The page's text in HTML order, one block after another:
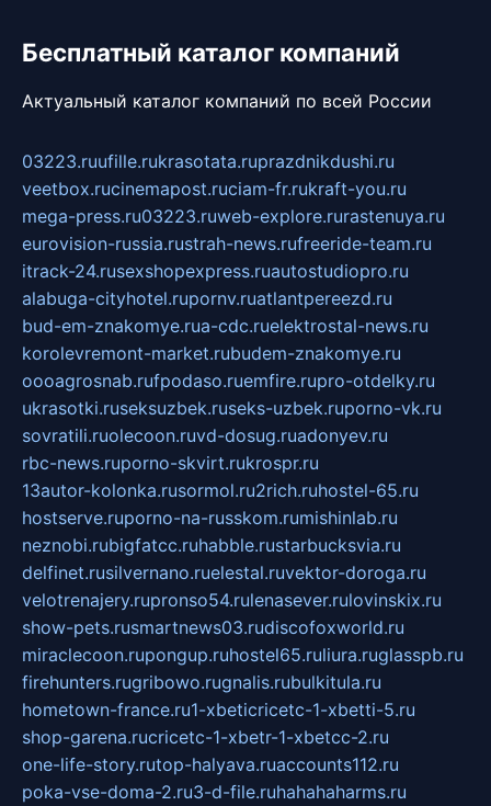
Бесплатный каталог компаний
Актуальный каталог компаний по всей России
03223.ruufille.rukrasotata.ruprazdnikdushi.ru
veetbox.rucinemapost.ruciam-fr.rukraft-you.ru
mega-press.ru03223.ruweb-explore.rurastenuya.ru
eurovision-russia.rustrah-news.rufreeride-team.ru
itrack-24.rusexshopexpress.ruautostudiopro.ru
alabuga-cityhotel.rupornv.ruatlantpereezd.ru
bud-em-znakomye.rua-cdc.ruelektrostal-news.ru
korolevremont-market.rubudem-znakomye.ru
oooagrosnab.rufpodaso.ruemfire.rupro-otdelky.ru
ukrasotki.ruseksuzbek.ruseks-uzbek.ruporno-vk.ru
sovratili.ruolecoon.ruvd-dosug.ruadonyev.ru
rbc-news.ruporno-skvirt.rukrospr.ru
13autor-kolonka.rusormol.ru2rich.ruhostel-65.ru
hostserve.ruporno-na-russkom.rumishinlab.ru
neznobi.rubigfatcc.ruhabble.rustarbucksvia.ru
delfinet.rusilvernano.ruelestal.ruvektor-doroga.ru
velotrenajery.rupronso54.rulenasever.rulovinskix.ru
show-pets.rusmartnews03.rudiscofoxworld.ru
miraclecoon.rupongup.ruhostel65.ruliura.ruglasspb.ru
firehunters.rugribowo.rugnalis.rubulkitula.ru
hometown-france.ru1-xbeticricetc-1-xbetti-5.ru
shop-garena.rucricetc-1-xbetr-1-xbetcc-2.ru
one-life-story.rutop-halyava.ruaccounts112.ru
poka-vse-doma-2.ru3-d-file.ruhahahaharms.ru